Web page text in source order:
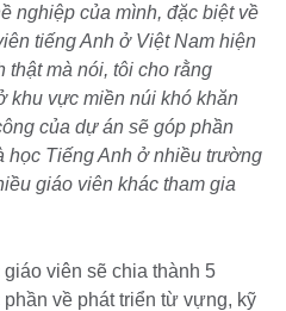
nghiệp của mình, đặc biệt về
tiếng Anh ở Việt Nam hiện
thật mà nói, tôi cho rằng
khu vực miền núi khó khăn
của dự án sẽ góp phần
học Tiếng Anh ở nhiều trường
giáo viên khác tham gia
viên sẽ chia thành 5
về phát triển từ vựng, kỹ